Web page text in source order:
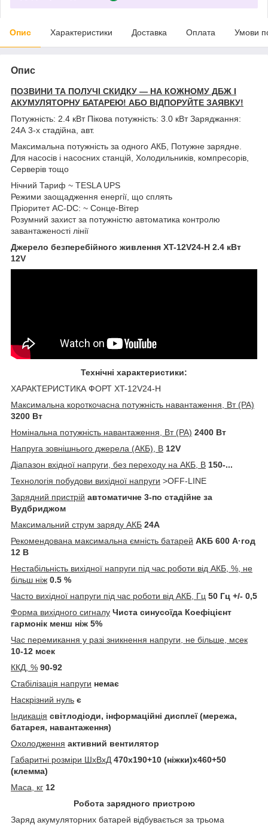
Опис Характеристики Доставка Оплата Умови
Опис
ПОЗВИНИ ТА ПОЛУЧІ СКИДКУ — НА КОЖНОМУ ДБЖ І
АКУМУЛЯТОРНУ БАТАРЕЮ! АБО ВІДПОРУЙТЕ ЗАЯВКУ!
Потужність: 2.4 кВт Пікова потужність: 3.0 кВт Заряджання:
24А 3-х стадійна, авт.
Максимальна потужність за одного АКБ, Потужне зарядне.
Для насосів і насосних станцій, Холодильників, компресорів,
Серверів тощо
Нічний Тариф ~ TESLA UPS
Режими заощадження енергії, що сплять
Пріоритет АС-DC: ~ Сонце-Вітер
Розумний захист за потужністю автоматика контролю
завантаженості лінії
Джерело безперебійного живлення XT-12V24-H 2.4 кВт
12V
Технічні характеристики:
ХАРАКТЕРИСТИКА ФОРТ XT-12V24-H
Максимальна короткочасна потужність навантаження, Вт (РА)
3200 Вт
Номінальна потужність навантаження, Вт (РА) 2400 Вт
Напруга зовнішнього джерела (АКБ), В 12V
Діапазон вхідної напруги, без переходу на АКБ, В 150-...
Технологія побудови вихідної напруги >OFF-LINE
Зарядний пристрій автоматичне 3-по стадійне за
Вудбриджом
Максимальний струм заряду АКБ 24A
Рекомендована максимальна ємність батарей АКБ 600 А·год
12 В
Нестабільність вихідної напруги під час роботи від АКБ, %, не
більш ніж 0.5 %
Часто вихідної напруги під час роботи від АКБ, Гц 50 Гц +/- 0,5
Форма вихідного сигналу Чиста синусоїда Коефіцієнт
гармонік менш ніж 5%
Час перемикання у разі зникнення напруги, не більше, мсек
10-12 мсек
ККД, % 90-92
Стабілізація напруги немає
Наскрізний нуль є
Індикація світлодіоди, інформаційні дисплеї (мережа,
батарея, навантаження)
Охолодження активний вентилятор
Габаритні розміри ШхВхД 470х190+10 (ніжки)х460+50
(клемма)
Маса, кг 12
Робота зарядного пристрою
Заряд акумуляторних батарей відбувається за трьома